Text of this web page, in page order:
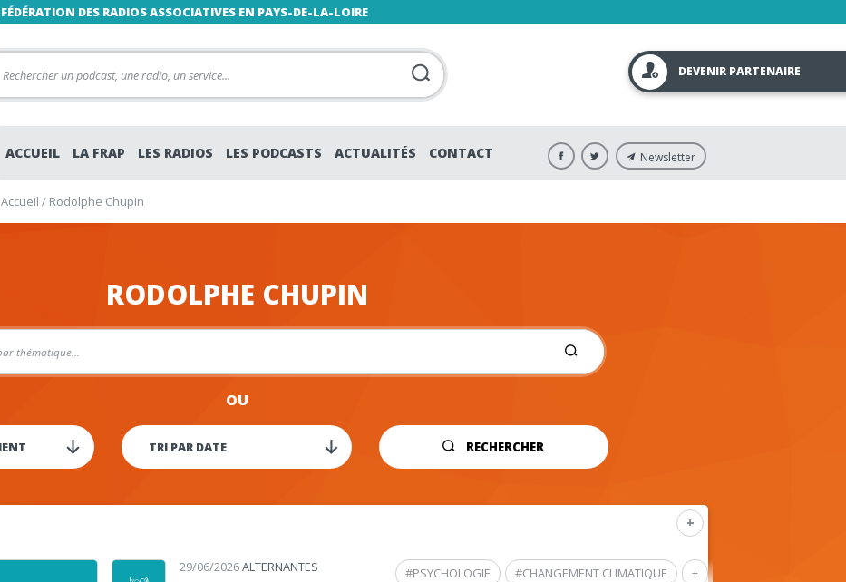
FÉDÉRATION DES RADIOS ASSOCIATIVES EN PAYS-DE-LA-LOIRE
DEVENIR PARTENAIRE
ACCUEIL LA FRAP LES RADIOS LES PODCASTS ACTUALITÉS CONTACT Newsletter
Accueil / Rodolphe Chupin
RODOLPHE CHUPIN
OU
RECHERCHER
+
+
#CHANGEMENT CLIMATIQUE
#PSYCHOLOGIE
29/06/2026ALTERNANTES